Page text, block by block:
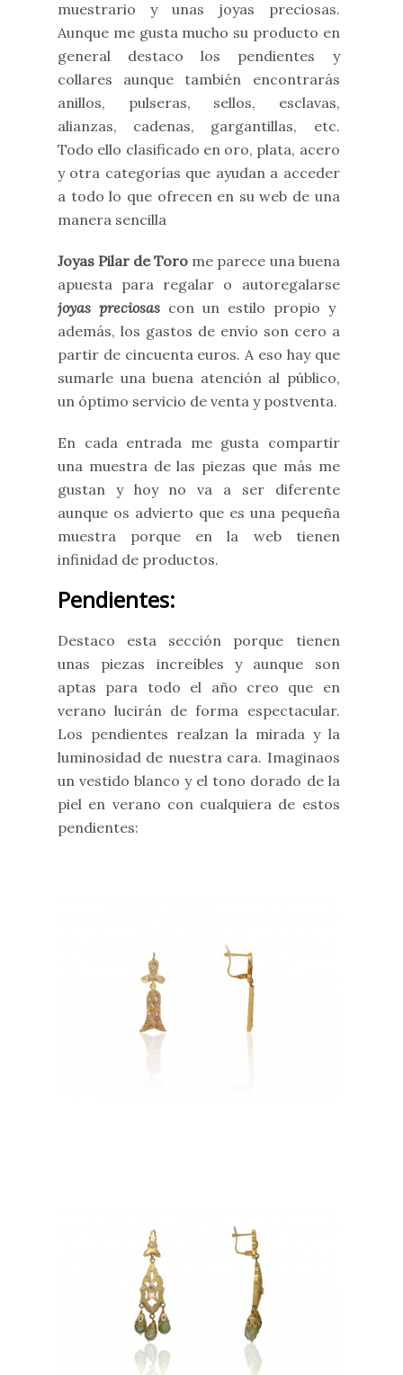
muestrario y unas joyas preciosas.
Aunque me gusta mucho su producto en
general destaco los pendientes y
collares aunque también encontrarás
anillos, pulseras, sellos, esclavas,
alianzas, cadenas, gargantillas, etc.
Todo ello clasificado en oro, plata, acero
y otra categorías que ayudan a acceder
a todo lo que ofrecen en su web de una
manera sencilla
Joyas Pilar de Toro me parece una buena
apuesta para regalar o autoregalarse
joyas preciosascon un estilo propio y
además, los gastos de envío son cero a
partir de cincuenta euros. A eso hay que
sumarle una buena atención al público,
un óptimo servicio de venta y postventa.
En cada entrada me gusta compartir
una muestra de las piezas que más me
gustan y hoy no va a ser diferente
aunque os advierto que es una pequeña
muestra porque en la web tienen
infinidad de productos.
Pendientes:
Destaco esta sección porque tienen
unas piezas increíbles y aunque son
aptas para todo el año creo que en
verano lucirán de forma espectacular.
Los pendientes realzan la mirada y la
luminosidad de nuestra cara. Imaginaos
un vestido blanco y el tono dorado de la
piel en verano con cualquiera de estos
pendientes: